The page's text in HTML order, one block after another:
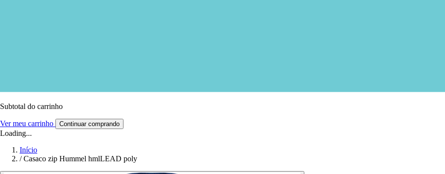
Subtotal do carrinho
Ver meu carrinho Continuar comprando
Loading...
Início
/ Casaco zip Hummel hmlLEAD poly